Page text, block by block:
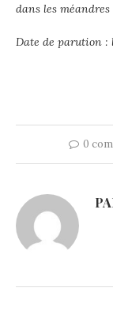
dans les
Date de parution :
0